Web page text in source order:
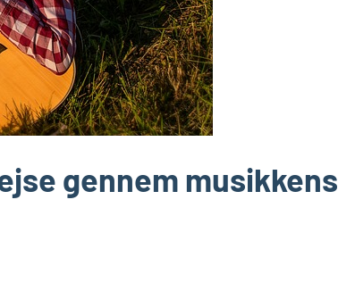
gennem musikkens